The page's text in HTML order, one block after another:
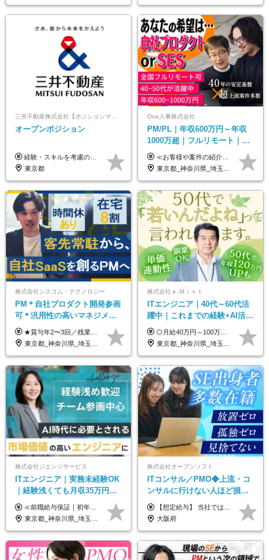
オープンポジション
経験・スキルを考慮の上、決定します。 ▼参考情報 ----------------------- ＜想定年収850万円～1,500万円（基礎給与・賞与2回含む）＞ 月給42万円～ ※時間外勤務手当・諸手当等別途 ※試用期間3ヶ月 ※残業手当有り
東京都
One人事株式会社
PM/PL｜年収600万円～年収
1000万超｜フルリモート｜
SIerへの変革期をリード＆自
社サービス
≪お客様や案件の紹介によりインセンティブを支給！≫ 月給40万円以上＋賞与年2回＋インセンティブ ◎経験やスキルを考慮の上、優遇します ◎上記月給は固定残業代月45時間分(月額9万1040円以上)を含みます。超過した場合は全額追加支給します ◎試用期間3カ月あり(給与や福利厚生等は同じです) ＜年収例＞ 36歳／PL（元SE）／580万円 / 官公庁向けWebシステム開発 ※メンバーから2年でPLへ昇格 41歳／SL／616万円 / メーカー向けWebサイト開発 46歳／PL／742万円 / 金融情報連携システム開発 52歳 / PM / 952万円 / 信販システムの再構築 55歳 / PM / 910万円 / 製造業向け基盤構築開発
東京都_神奈川県_埼玉県_千葉県_大阪府_愛知県_北海道_青森県_岩手県_宮城県_秋田県_山形県_福島県_茨城県_栃木県_群馬県_新潟県_山梨県_長野県_富山県_石川県_福井県_静岡県_岐阜県_三重県_兵庫県_京都府_滋賀県_奈良県_和歌山県_広島県_岡山県_鳥取県_島根県_山口県_徳島県_香川県_愛媛県_高知県_福岡県_熊本県_佐賀県_長崎県_大分県_宮崎県_鹿児島県_沖縄県
株式会社シスコム・テクノロジー
PM＊自社プロダクト開発参画
可＊汎用性の高いマネジメン
トスキル＊年収1000万以上可
★賞与年2〜3回／残業代全額支給／子ども手当（月1万円）／誕生日手当（年1回1万円）★ ＜初年度の想定年収:600万円～800万円＞ 月給50万7000円～70万4000円＋賞与年2回＋決算賞与 ※経験・能力を考慮のうえ決定します。 ※専門性を高めながらチームを牽引する「プロジェクト推進力」を高く評価し、給与へダイレクトに反映します。 ※試用期間6ヶ月（待遇変動なし） 年収800万円以上も⽬指せます。 経験・スキル・前職給与を最大限に考慮し、 ご納得いただける条件を提示します。 【賞与】 年2〜3回支給（7月・12月＋業績により決算賞与） 当社では、目の前の案件による固定報酬だけが評価の全てではありません。 メンバー育成、現場でのポジション拡大、 ナレッジの共有、そして組織づくりへの参画など、 「会社への貢献度（ビジネスプロセス）」 を昇給・賞与へダイレクトに反映しています。 専門性を高める「技術」と、チームを前進させる「プロジェクト推進」。 この両輪を回すことで、確かなスキル成長と年収アップを同時に実現できる環境です。
東京都_神奈川県_埼玉県_千葉県
株式会社ｅ‐Ｍｉｎｔ
ITエンジニア｜40代～60代活
躍中｜これまでの経験+AI活用
でスキルアップを支援｜残業
月10h｜副業OK
◎月給40万円～100万円＋インセンティブ＋各種手当 ・年収120万〜300万円UPの実績も！ ・平均年収UP率は1.1～1.3倍 ・案件単価100%公開 × 単価連動の給与制度 ・能力等を考慮の上、決定いたします ※試用期間6ヵ月あり（待遇の変更はありません） ※固定残業代（月20～30時間・3万円～8万円）を含みます 《具体的には...》 ・案件単価65万円⇒年収約500万円 ・案件単価80万円⇒年収約600万円 ・案件単価120万円⇒年収約900万円 ＼ AIで生産性5倍になり給与UP ／ ◇案件単価100%公開 × 単価連動の給与制度 ◇年収120万〜300万UPの実績あり 「単価が上がれば、その分しっかり報われる」 そんなシンプルで納得できる評価制度です。 ⚫️年収300万円アップの実績も 参画する案件の単価を全て公開。 給与は単価に連動しているため納得感持って働くことが可能です。 過去には転職しただけで300万円以上アップした方もいます。 現場でAIを活用して成果を出して単価アップにつながったケースが多数！ ・AIツール利用料金全額負担 ・資格取得補助 ・月給保証制度 ・各種手当
東京都_神奈川県_埼玉県_千葉県_大阪府_愛知県_北海道_青森県_岩手県_宮城県_秋田県_山形県_福島県_茨城県_栃木県_群馬県_新潟県_山梨県_長野県_富山県_石川県_福井県_静岡県_岐阜県_三重県_兵庫県_京都府_滋賀県_奈良県_和歌山県_広島県_岡山県_鳥取県_島根県_山口県_徳島県_香川県_愛媛県_高知県_福岡県_熊本県_佐賀県_長崎県_大分県_宮崎県_鹿児島県_沖縄県
株式会社ジエンジサービス
ITエンジニア｜実務未経験OK
｜経験浅くても月収35万円～
｜チーム参画中心｜フルリモ
ート可｜自社サービスあり
≪前職給与保証｜初年度想定年収420万円～≫ 月給35万円以上＋決算賞与＋交通費 ※スキル・経験を考慮の上、優遇します ※上記月給には固定残業代月20時間分(4万5000円以上)を含みます。超過した場合は、その分追加支給します ※試用期間3～6ヵ月は固定残業代なし(雇用形態やその他待遇・福利厚生は同じです) ＝＝＝＝＝＝＝＝＝＝＝ ▼実力と成長にこだわった評価制度▼ 年2回の評価で昇給・昇格が決まります。 評価は、就業先のお客様からの評価をベースに、目標達成状況やプロジェクトでの役割・貢献度などを総合的に判断して決定します。 日々の働きぶりを実際に見ているお客様の声を反映することで、より公平で納得感のある評価を実現しています。 また、評価後は面談を通じてフィードバックを行い、今後の成長やキャリアについて一緒に考えていきます。 ▼成長につながる目標設定▼ 半期ごとに、具体的な行動ベースの目標を設定し、その達成度や取り組みのプロセスを評価に反映します。 目標は、お客様からのフィードバックや現場での課題をもとに設定するため、「今何を伸ばすべきか」が明確になります。 また、上司との面談を通じて振り返りと次の目標設定を行い、継続的なスキルアップと市場価値の向上を支援しています。
東京都_神奈川県_埼玉県_千葉県_大阪府_愛知県_北海道_青森県_岩手県_宮城県_秋田県_山形県_福島県_茨城県_栃木県_群馬県_新潟県_山梨県_長野県_富山県_石川県_福井県_静岡県_岐阜県_三重県_兵庫県_京都府_滋賀県_奈良県_和歌山県_広島県_岡山県_鳥取県_島根県_山口県_徳島県_香川県_愛媛県_高知県_福岡県_熊本県_佐賀県_長崎県_大分県_宮崎県_鹿児島県_沖縄県
株式会社オープンソフト
ITコンサル／PMO◆上流・コ
ンサルに行けない人ほど損を
する！／ＳＥ・ＰＧ出身から
年収２００万アップ
【想定給与】 当社では、すべてのプロジェクトで受注単価を完全開示。 給与はその単価に連動し、還元率は80％以上を保証しています。 経験・スキル・貢献度に応じて報酬を正当に評価し、前職年収の保証も行っています。 ■正社員 月給35万円以上＋賞与年2回（みなし残業20h分含む） ◇試用期間は3ヶ月（期間中の待遇に変更なし） ◇みなし残業は案件先によって異なります。詳細は面談にてご説明致します。 ※経験・スキルを考慮し優遇 年収例： ・29歳女性／年収700万円（開発→上流転向） ・38歳男性／年収1,100万円（PMO・マネジメント） ・47歳男性／年収1,300万円（ITコンサル・高裁量案件）
大阪府